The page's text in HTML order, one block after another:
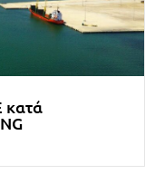
κατά